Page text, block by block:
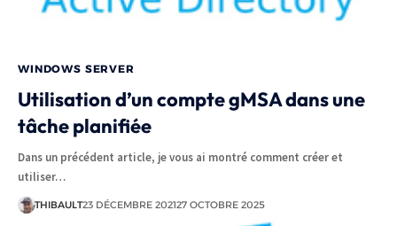
WINDOWS SERVER
Utilisation d’un compte gMSA dans une
tâche planifiée
Dans un précédent article, je vous ai montré comment créer et
utiliser…
THIBAULT23 DÉCEMBRE 202127 OCTOBRE 2025